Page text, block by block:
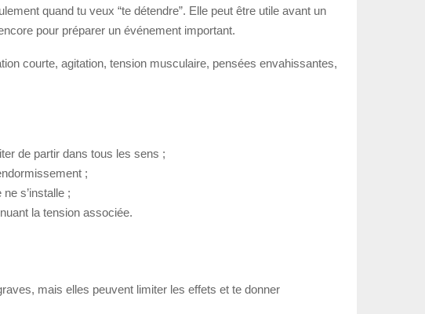
quand tu veux “te détendre”. Elle peut être utile avant un
pour préparer un événement important.
courte, agitation, tension musculaire, pensées envahissantes,
de partir dans tous les sens ;
;
s’installe ;
la tension associée.
mais elles peuvent limiter les effets et te donner